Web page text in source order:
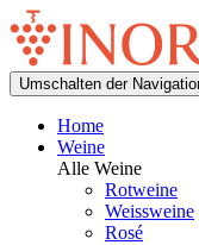
Umschalten der
Home
Weine
Alle Weine
Rotweine
Weissweine
Rosé